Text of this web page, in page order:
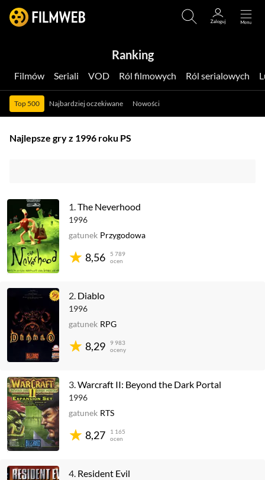
Ranking
Filmów Seriali VOD Ról filmowych Ról serialowych
Top 500 Najbardziej oczekiwane Nowości
Najlepsze gry z 1996 roku PS
1.The Neverhood
1996
8,56
5 789
ocen
gatunek Przygodowa
2. Diablo
1996
8,29
9 983
oceny
gatunek RPG
3.Warcraft II: Beyond the Dark Portal
1996
8,27
1 165
ocen
gatunek RTS
4. Resident Evil